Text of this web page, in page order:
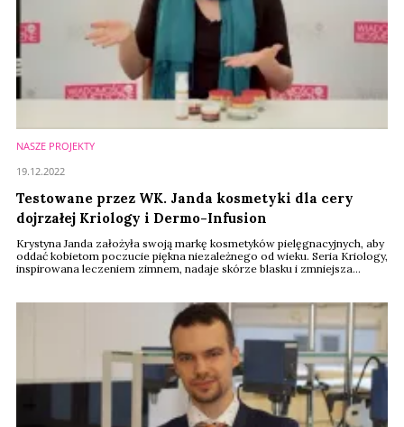
NASZE PROJEKTY
Testowane przez WK. Janda kosmetyki dla cery
dojrzałej Kriology i Dermo-Infusion
Krystyna Janda założyła swoją markę kosmetyków pielęgnacyjnych, aby
oddać kobietom poczucie piękna niezależnego od wieku. Seria Kriology,
inspirowana leczeniem zimnem, nadaje skórze blasku i zmniejsza
19.12.2022